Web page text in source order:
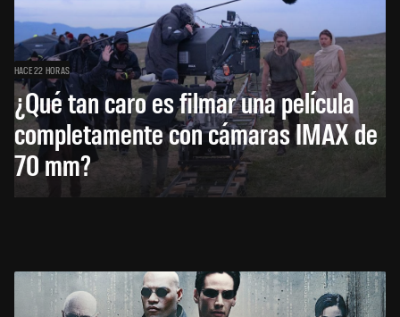
HACE 22 HORAS
¿Qué tan caro es filmar una película
completamente con cámaras IMAX de
70 mm?